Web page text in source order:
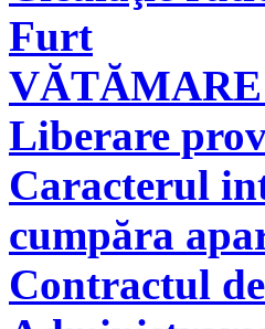
Furt
Liberare
Caracterul
cumpăra
Contractul